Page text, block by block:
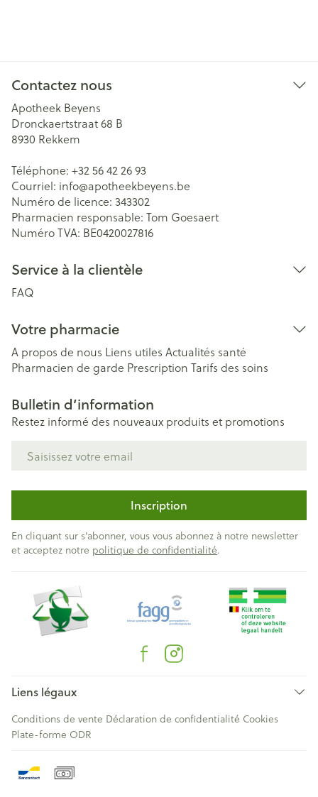
Contactez nous
Apotheek Beyens
Dronckaertstraat 68 B
8930 Rekkem
Téléphone: +32 56 42 26 93
Courriel: info@apotheekbeyens.be
Numéro de licence: 343302
Pharmacien responsable: Tom Goesaert
Numéro TVA: BE0420027816
Service à la clientèle
FAQ
Votre pharmacie
A propos de nous Liens utiles Actualités santé
Pharmacien de garde Prescription Tarifs des soins
Bulletin d’information
Restez informé des nouveaux produits et promotions
Inscription
En cliquant sur s'abonner, vous vous abonnez à notre newsletter
et acceptez notre politique de confidentialité.
Liens légaux
Conditions de vente Déclaration de confidentialité Cookies
Plate-forme ODR